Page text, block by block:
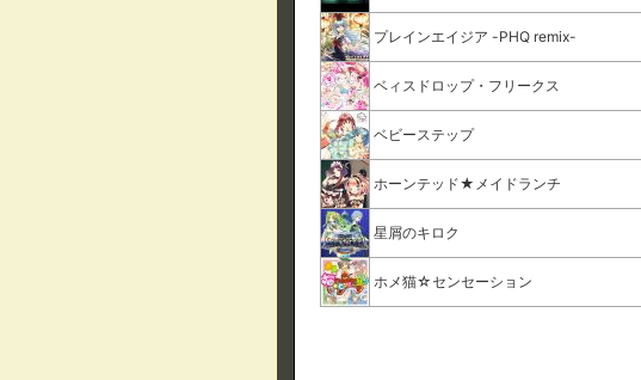
プレインエイジア -PHQ remix-
ベィスドロップ・フリークス
ベビーステップ
ホーンテッド★メイドランチ
星屑のキロク
ホメ猫☆センセーション